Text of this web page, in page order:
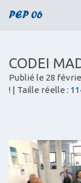
PEP 06
CODEI
Publié le 28
! | Taille réelle :